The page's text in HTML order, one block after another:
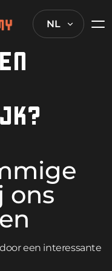
NL
ons
een interessante
muzikale